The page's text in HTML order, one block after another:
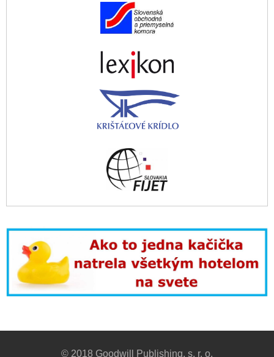
© 2018 Goodwill Publishing, s. r. o.